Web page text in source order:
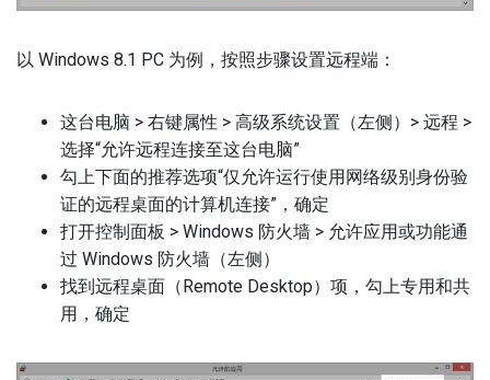
以 Windows 8.1 PC 为例，按照步骤设置远程端：
这台电脑 > 右键属性 > 高级系统设置（左侧）> 远程 >
选择“允许远程连接至这台电脑”
勾上下面的推荐选项“仅允许运行使用网络级别身份验
证的远程桌面的计算机连接”，确定
打开控制面板 > Windows 防火墙 > 允许应用或功能通
过 Windows 防火墙（左侧）
找到远程桌面（Remote Desktop）项，勾上专用和共
用，确定